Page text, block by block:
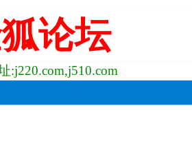
论坛
:j220.com,j510.com